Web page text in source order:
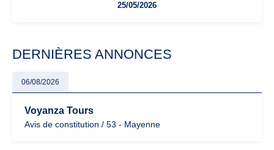
facturation ou risque de bascule vers la TVA : les règles
25/05/2026
DERNIÈRES ANNONCES
06/08/2026
Voyanza Tours
Avis de constitution / 53 - Mayenne